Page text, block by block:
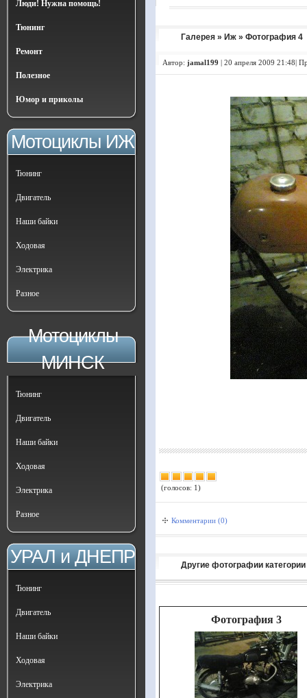
Люди! Нужна помощь!
Тюнинг
Ремонт
Полезное
Юмор и приколы
Мотоциклы ИЖ
Тюнинг
Двигатель
Наши байки
Ходовая
Электрика
Разное
Мотоциклы
МИНСК
Тюнинг
Двигатель
Наши байки
Ходовая
Электрика
Разное
УРАЛ и ДНЕПР
Тюнинг
Двигатель
Наши байки
Ходовая
Электрика
Галерея » Иж » Фотография 4
Автор: jamal199 | 20 апреля 2009 21:48|
(голосов: 1)
Комментарии (0)
Другие фотографии категории
Фотография 3